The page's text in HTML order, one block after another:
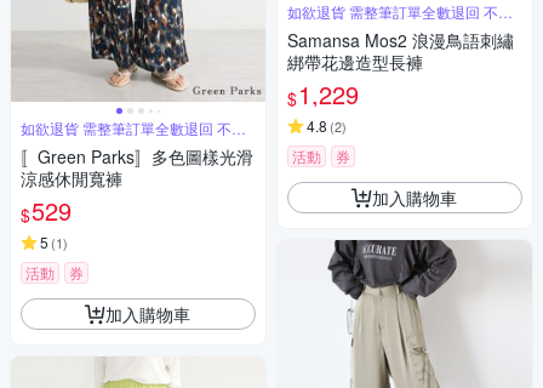
如欲退貨 需整筆訂單全數退回 不能
單退
〚Green Parks〛多色圖樣光滑
涼感休閒寬褲
$529
5 (1)
活動 券
加入購物車
如欲退貨 需整筆訂單全數退回 不能
單退
Samansa Mos2 浪漫鳥語刺繡
綁帶花邊造型長褲
$1,229
4.8 (2)
活動 券
加入購物車